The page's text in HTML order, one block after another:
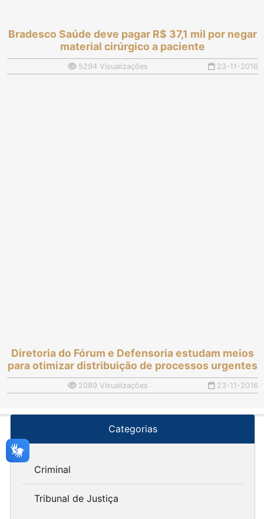
Bradesco Saúde deve pagar R$ 37,1 mil por negar
material cirúrgico a paciente
5294 Visualizações 23-11-2016
Diretoria do Fórum e Defensoria estudam meios
para otimizar distribuição de processos urgentes
2089 Visualizações 23-11-2016
Categorias
Criminal
Tribunal de Justiça